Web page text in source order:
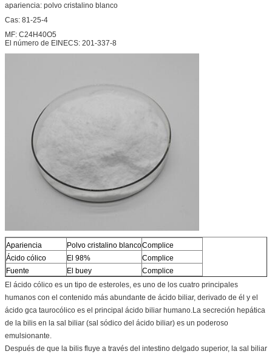
apariencia: polvo cristalino blanco
Cas: 81-25-4
MF: C24H40O5
El número de EINECS: 201-337-8
Apariencia Polvo cristalino blancoComplice
Ácido cólico
El 98%
Complice
Fuente
El buey
Complice
El ácido cólico es un tipo de esteroles, es uno de los cuatro principales
humanos con el contenido más abundante de ácido biliar, derivado de él y el
ácido gca taurocólico es el principal ácido biliar humano.La secreción hepática
de la bilis en la sal biliar (sal sódico del ácido biliar) es un poderoso
emulsionante.
Después de que la bilis fluye a través del intestino delgado superior, la sal biliar